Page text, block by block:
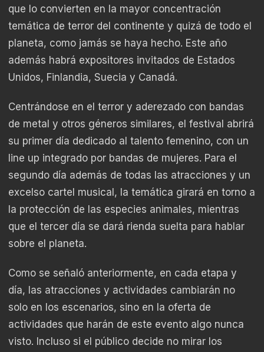
que lo convierten en la mayor concentración
temática de terror del continente y quizá de todo el
planeta, como jamás se haya hecho. Este año
además habrá expositores invitados de Estados
Unidos, Finlandia, Suecia y Canadá.
Centrándose en el terror y aderezado con bandas
de metal y otros géneros similares, el festival abrirá
su primer día dedicado al talento femenino, con un
line up integrado por bandas de mujeres. Para el
segundo día además de todas las atracciones y un
excelso cartel musical, la temática girará en torno a
la protección de las especies animales, mientras
que el tercer día se dará rienda suelta para hablar
sobre el planeta.
Como se señaló anteriormente, en cada etapa y
día, las atracciones y actividades cambiarán no
solo en los escenarios, sino en la oferta de
actividades que harán de este evento algo nunca
visto. Incluso si el público decide no mirar los